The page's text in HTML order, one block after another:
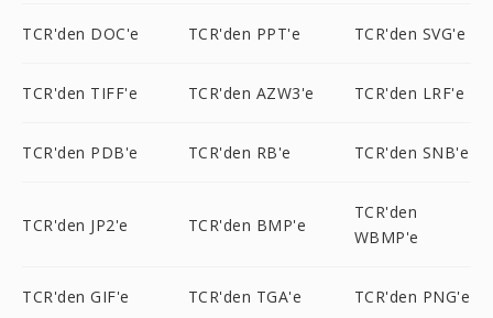
TCR'den DOC'e TCR'den PPT'e TCR'den SVG'e
TCR'den TIFF'e TCR'den AZW3'e TCR'den LRF'e
TCR'den PDB'e TCR'den RB'e TCR'den SNB'e
TCR'den JP2'e TCR'den BMP'e
TCR'den
WBMP'e
TCR'den GIF'e TCR'den TGA'e TCR'den PNG'e